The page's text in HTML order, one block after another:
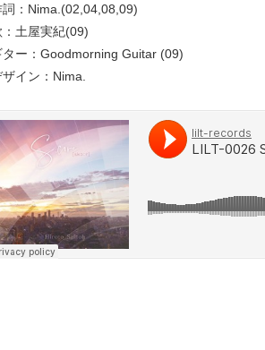
詞：Nima.(02,04,08,09)
：土屋実紀(09)
ター：Goodmorning Guitar (09)
イン：Nima.